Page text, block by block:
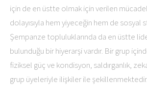
için de en üstte olmak için verilen
dolayısıyla hem yiyeceğin hem de sosyal
Şempanze topluluklarında da en üstte
bulunduğu bir hiyerarşi vardır. Bir grup
fiziksel güç ve kondisyon, saldırganlık,
grup üyeleriyle ilişkiler ile şekillenmektedir.